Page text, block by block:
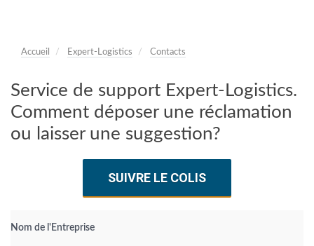
Accueil Expert-Logistics Contacts
Service de support Expert-Logistics.
Comment déposer une réclamation
ou laisser une suggestion?
SUIVRE LE COLIS
Nom de l'Entreprise